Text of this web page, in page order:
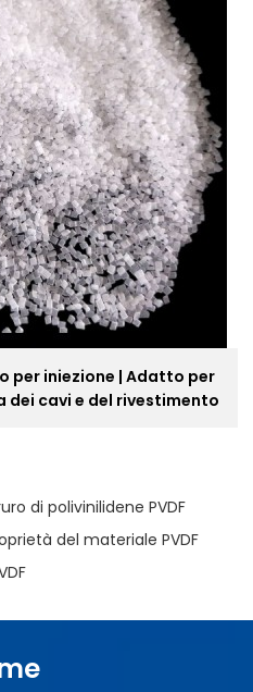
per iniezione | Adatto per
cavi e del rivestimento
di polivinilidene PVDF
del materiale PVDF